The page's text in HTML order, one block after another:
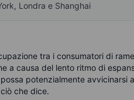
Londra e Shanghai
tra i consumatori di
a causa del lento ritmo di
potenzialmente avvicinarsi
che dice.